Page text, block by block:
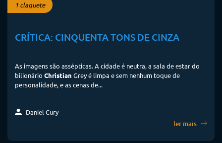
1 claquete
CRÍTICA: CINQUENTA TONS DE CINZA
As imagens são assépticas. A cidade é neutra, a sala de estar do
bilionário Christian Grey é limpa e sem nenhum toque de
personalidade, e as cenas de...
Daniel Cury
ler mais